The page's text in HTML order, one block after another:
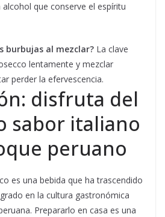
que conserve el espíritu
burbujas al mezclar? La clave
lentamente y mezclar
perder la efervescencia.
disfruta del
sabor italiano
peruano
es una bebida que ha trascendido
en la cultura gastronómica
Prepararlo en casa es una